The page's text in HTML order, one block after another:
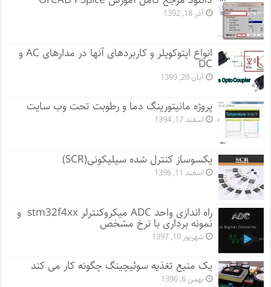
آذر 18, 1392
انواع اپتوکوپلر و کاربردهای آنها در مدارهای AC و
DC
آبان 20, 1399
پروژه مانيتورينگ دما و رطوبت تحت وب سایت
اسفند 17, 1394
یکسوساز کنترل شده سیلیکونی(SCR)
اسفند 11, 1396
راه اندازی واحد ADC میکروکنترلر stm32f4xx و
نمونه برداری با نرخ مشخص
شهریور 10, 1397
یک منبع تغذیه سوئیچینگ چگونه کار می کند
بهمن 6, 1396